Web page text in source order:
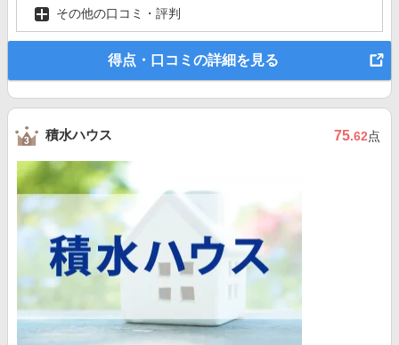
その他の口コミ・評判
得点・口コミの詳細を見る
積水ハウス 75.62点